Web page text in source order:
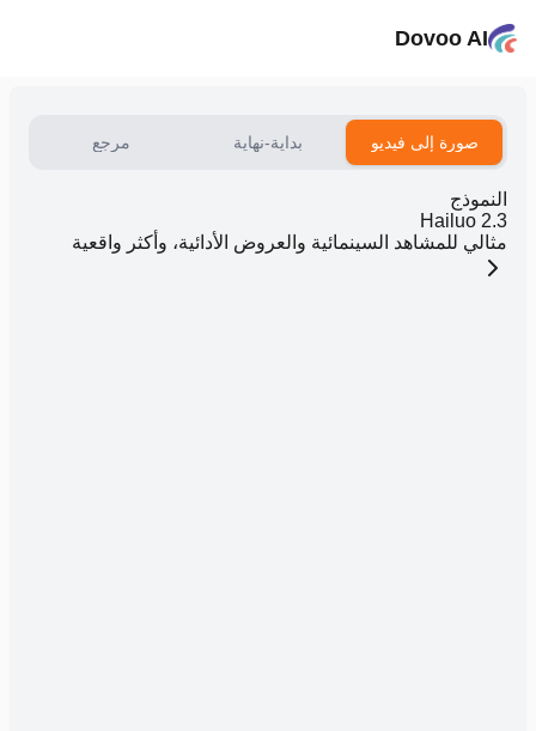
Dovoo AI
صورة إلى فيديو بداية-نهاية مرجع
النموذج
Hailuo 2.3
مثالي للمشاهد السينمائية والعروض الأدائية، وأكثر واقعية